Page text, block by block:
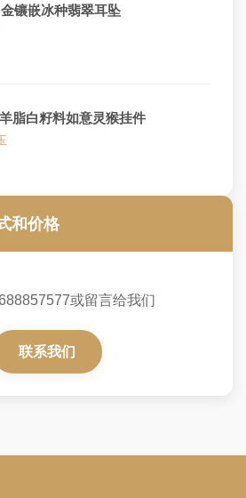
镶嵌冰种翡翠耳坠
脂白籽料如意灵猴挂件
和价格
或留言给我们
联系我们